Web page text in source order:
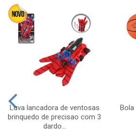
Luva lancadora de ventosas
brinquedo de precisao com 3
dardo...
Bola